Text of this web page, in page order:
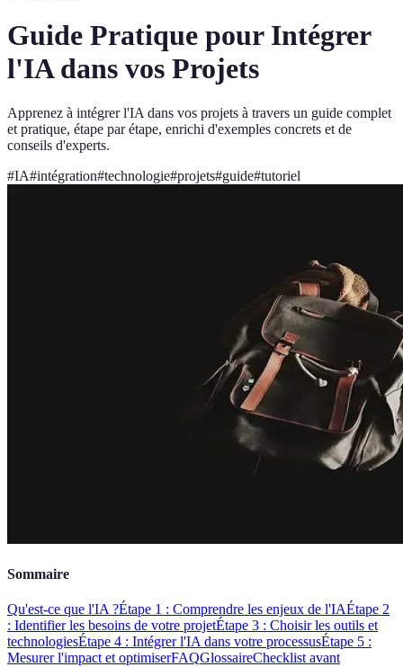
Guide Pratique pour Intégrer
l'IA dans vos Projets
Apprenez à intégrer l'IA dans vos projets à travers un guide complet
et pratique, étape par étape, enrichi d'exemples concrets et de
conseils d'experts.
#IA#intégration#technologie#projets#guide#tutoriel
Sommaire
Qu'est-ce que l'IA ?Étape 1 : Comprendre les enjeux de l'IAÉtape 2
: Identifier les besoins de votre projetÉtape 3 : Choisir les outils et
technologiesÉtape 4 : Intégrer l'IA dans votre processusÉtape 5 :
Mesurer l'impact et optimiserFAQGlossaireChecklist avant